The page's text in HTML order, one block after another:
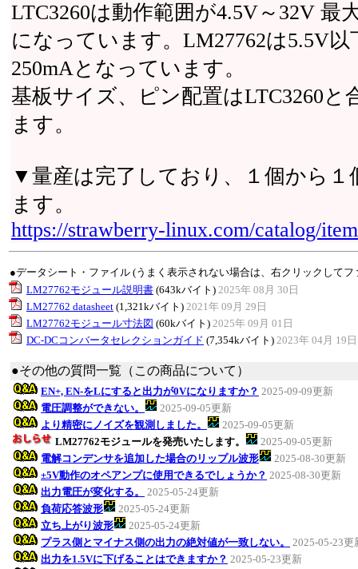
LTC3260は動作範囲が4.5V～32V 最
になっています。LM27762は5.5V
250mAとなっています。
基板サイズ、ピン配置はLTC3260
ます。
▼量産は完了しており、１個から１
ます。
https://strawberry-linux.com/catalog/
●データシート・ファイル (うまく表示されない場合は、右クリックして
LM27762モジュール説明書 (643kバイト) 2025年 08月 30日
LM27762 datasheet (1,321kバイト) 2021年 09月 29日
LM27762モジュール寸法図 (60kバイト) 2025年 09月 01日
DC-DCコンバータセレクションガイド (7,354kバイト) 2023年 04月 19日
●その他の質問一覧（この商品について）
EN+, EN-をLにすると出力が0Vになりますか？ 2025-09-09更新
電圧調整ができない。
2025-09-05更新
より精密にノイズを観測しました。
2025-09-05更新
LM27762モジュールを発売いたします。
2025-09-05更新
電解コンデンサを追加した場合のリップル波形
2025-08-30更新
±5V動作のオペアンプに使用できるでしょうか？ 2025-08-30更新
出力電圧が変化する。
2025-05-24更新
負荷応答波形
2025-05-24更新
立ち上がり波形
2025-05-24更新
プラス側とマイナス側の出力の絶対値が一致しない。
2025-05-23更
出力を1.5Vに下げることはできますか？ 2025-05-23更新